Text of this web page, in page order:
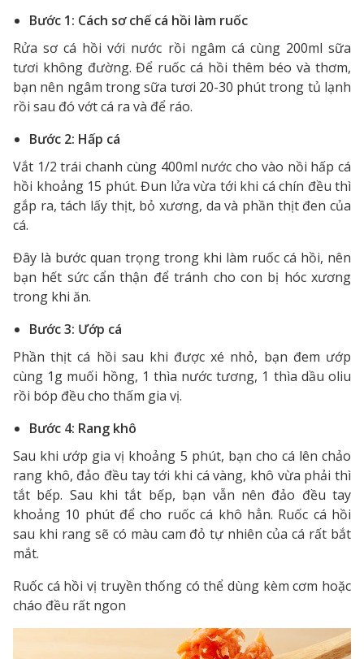
Bước 1: Cách sơ chế cá hồi làm ruốc
Rửa sơ cá hồi với nước rồi ngâm cá cùng 200ml sữa
tươi không đường. Để ruốc cá hồi thêm béo và thơm,
bạn nên ngâm trong sữa tươi 20-30 phút trong tủ lạnh
rồi sau đó vớt cá ra và để ráo.
Bước 2: Hấp cá
Vắt 1/2 trái chanh cùng 400ml nước cho vào nồi hấp cá
hồi khoảng 15 phút. Đun lửa vừa tới khi cá chín đều thì
gắp ra, tách lấy thịt, bỏ xương, da và phần thịt đen của
cá.
Đây là bước quan trọng trong khi làm ruốc cá hồi, nên
bạn hết sức cẩn thận để tránh cho con bị hóc xương
trong khi ăn.
Bước 3: Ướp cá
Phần thịt cá hồi sau khi được xé nhỏ, bạn đem ướp
cùng 1g muối hồng, 1 thìa nước tương, 1 thìa dầu oliu
rồi bóp đều cho thấm gia vị.
Bước 4: Rang khô
Sau khi ướp gia vị khoảng 5 phút, bạn cho cá lên chảo
rang khô, đảo đều tay tới khi cá vàng, khô vừa phải thì
tắt bếp. Sau khi tắt bếp, bạn vẫn nên đảo đều tay
khoảng 10 phút để cho ruốc cá khô hẳn. Ruốc cá hồi
sau khi rang sẽ có màu cam đỏ tự nhiên của cá rất bắt
mắt.
Ruốc cá hồi vị truyền thống có thể dùng kèm cơm hoặc
cháo đều rất ngon